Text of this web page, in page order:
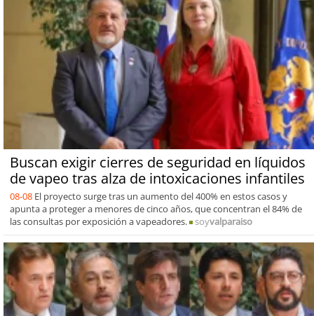
Buscan exigir cierres de seguridad en líquidos
de vapeo tras alza de intoxicaciones infantiles
08-08 El proyecto surge tras un aumento del 400% en estos casos y
apunta a proteger a menores de cinco años, que concentran el 84% de
las consultas por exposición a vapeadores.
soyvalparaiso